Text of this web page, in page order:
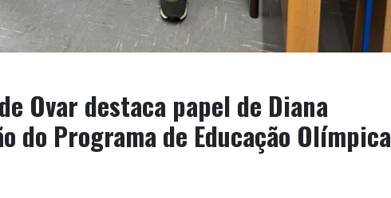
Ovar destaca papel de Diana
do Programa de Educação Olímpica